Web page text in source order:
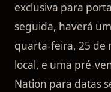
exclusiva para
seguida, haverá
quarta-feira, 25 de
local, e uma pré-
Nation para datas